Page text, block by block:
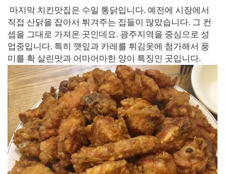
마지막 치킨맛집은 수일 통닭입니다. 예전에 시장에서
직접 산닭을 잡아서 튀겨주는 집들이 많았습니다. 그 컨
셉을 그대로 가져온 곳인데요. 광주지역을 중심으로 성
업중입니다. 특히 깻잎과 카레를 튀김옷에 첨가해서 풍
미를 확 살린맛과 어마어마한 양이 특징인 곳입니다.